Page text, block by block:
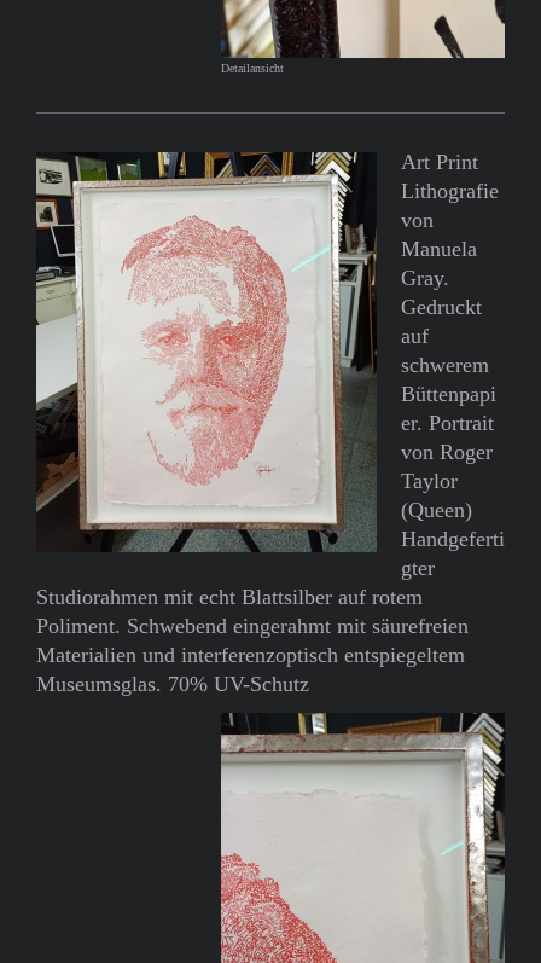
Detailansicht
Art Print
Lithografie
von
Manuela
Gray.
Gedruckt
auf
schwerem
Büttenpapi
er. Portrait
von Roger
Taylor
(Queen)
Handgeferti
gter
Studiorahmen mit echt Blattsilber auf rotem
Poliment. Schwebend eingerahmt mit säurefreien
Materialien und interferenzoptisch entspiegeltem
Museumsglas. 70% UV-Schutz